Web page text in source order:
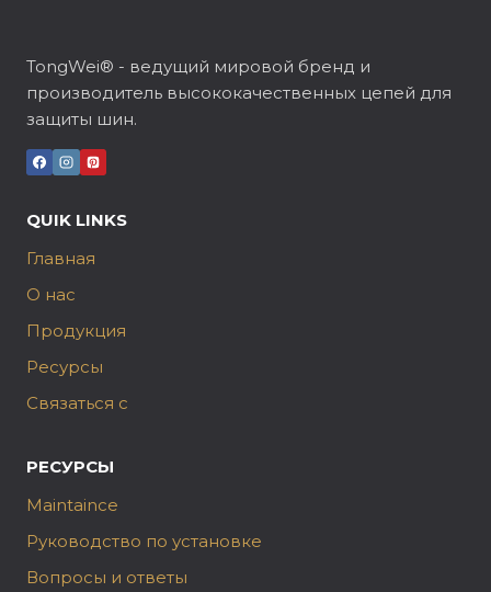
TongWei® - ведущий мировой бренд и
производитель высококачественных цепей для
защиты шин.
QUIK LINKS
Главная
О нас
Продукция
Ресурсы
Связаться с
РЕСУРСЫ
Maintaince
Руководство по установке
Вопросы и ответы